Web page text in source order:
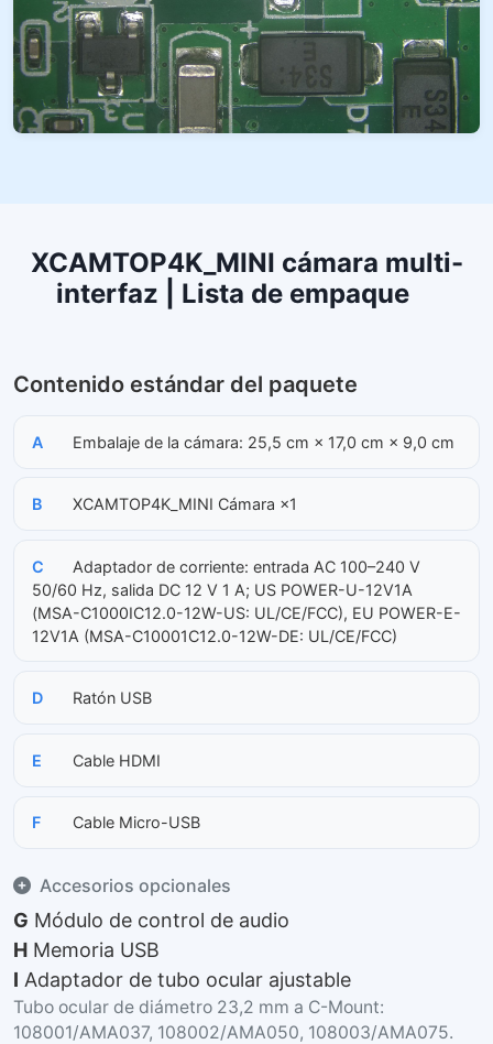
XCAMTOP4K_MINI cámara multi-
interfaz | Lista de empaque
Contenido estándar del paquete
A Embalaje de la cámara: 25,5 cm × 17,0 cm × 9,0 cm
B XCAMTOP4K_MINI Cámara ×1
C
Adaptador de corriente: entrada AC 100–240 V
50/60 Hz, salida DC 12 V 1 A; US POWER-U-12V1A
(MSA-C1000IC12.0-12W-US: UL/CE/FCC), EU POWER-E-
12V1A (MSA-C10001C12.0-12W-DE: UL/CE/FCC)
D Ratón USB
E Cable HDMI
F Cable Micro-USB
Accesorios opcionales
G Módulo de control de audio
H Memoria USB
I Adaptador de tubo ocular ajustable
Tubo ocular de diámetro 23,2 mm a C-Mount:
108001/AMA037, 108002/AMA050, 108003/AMA075.